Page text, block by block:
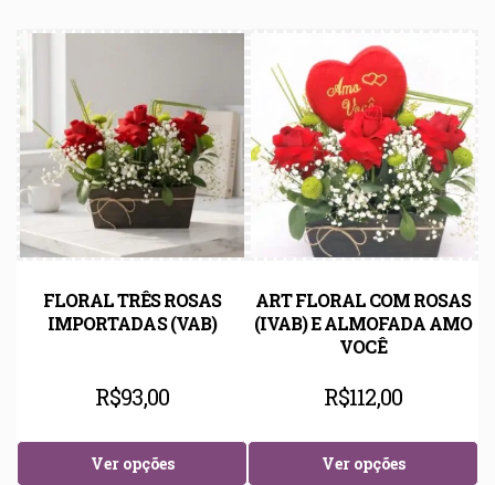
FLORAL TRÊS ROSAS
IMPORTADAS (VAB)
R$93,00
Ver opções
ART FLORAL COM ROSAS
(IVAB) E ALMOFADA AMO
VOCÊ
R$112,00
Ver opções